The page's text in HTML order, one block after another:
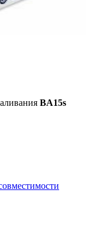
BA15s